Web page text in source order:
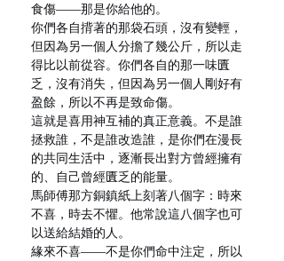
食傷——那是你給他的。
你們各自揹著的那袋石頭，沒有變輕，
但因為另一個人分擔了幾公斤，所以走
得比以前從容。你們各自的那一味匱
乏，沒有消失，但因為另一個人剛好有
盈餘，所以不再是致命傷。
這就是喜用神互補的真正意義。不是誰
拯救誰，不是誰改造誰，是你們在漫長
的共同生活中，逐漸長出對方曾經擁有
的、自己曾經匱乏的能量。
馬師傅那方銅鎮紙上刻著八個字：時來
不喜，時去不懼。他常說這八個字也可
以送給結婚的人。
緣來不喜——不是你們命中注定，所以